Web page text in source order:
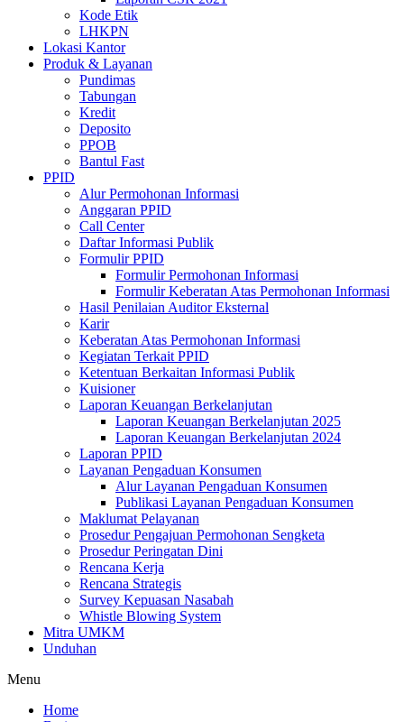
Kode Etik
LHKPN
Lokasi Kantor
Produk & Layanan
Pundimas
Tabungan
Kredit
Deposito
PPOB
Bantul Fast
PPID
Alur Permohonan Informasi
Anggaran PPID
Call Center
Daftar Informasi Publik
Formulir PPID
Formulir Permohonan Informasi
Formulir Keberatan Atas Permohonan Informasi
Hasil Penilaian Auditor Eksternal
Karir
Keberatan Atas Permohonan Informasi
Kegiatan Terkait PPID
Ketentuan Berkaitan Informasi Publik
Kuisioner
Laporan Keuangan Berkelanjutan
Laporan Keuangan Berkelanjutan 2025
Laporan Keuangan Berkelanjutan 2024
Laporan PPID
Layanan Pengaduan Konsumen
Alur Layanan Pengaduan Konsumen
Publikasi Layanan Pengaduan Konsumen
Maklumat Pelayanan
Prosedur Pengajuan Permohonan Sengketa
Prosedur Peringatan Dini
Rencana Kerja
Rencana Strategis
Survey Kepuasan Nasabah
Whistle Blowing System
Mitra UMKM
Unduhan
Menu
Home